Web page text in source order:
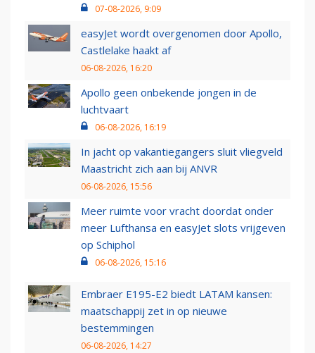
07-08-2026, 9:09
easyJet wordt overgenomen door Apollo,
Castlelake haakt af
06-08-2026, 16:20
Apollo geen onbekende jongen in de
luchtvaart
06-08-2026, 16:19
In jacht op vakantiegangers sluit vliegveld
Maastricht zich aan bij ANVR
06-08-2026, 15:56
Meer ruimte voor vracht doordat onder
meer Lufthansa en easyJet slots vrijgeven
op Schiphol
06-08-2026, 15:16
Embraer E195-E2 biedt LATAM kansen:
maatschappij zet in op nieuwe
bestemmingen
06-08-2026, 14:27